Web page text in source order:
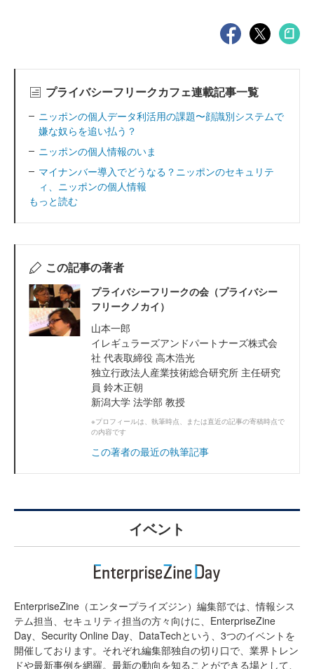
プライバシーフリークカフェ連載記事一覧
ニッポンの個人データ利活用の課題〜顔識別システムで
嫌な奴らを追い払う？
ニッポンの個人情報のいま
マイナンバー導入でどうなる？ニッポンのセキュリテ
ィ、ニッポンの個人情報
もっと読む
この記事の著者
プライバシーフリークの会（プライバシー
フリークノカイ）
山本一郎
イレギュラーズアンドパートナーズ株式会
社 代表取締役 高木浩光
独立行政法人産業技術総合研究所 主任研究
員 鈴木正朝
新潟大学 法学部 教授
※プロフィールは、執筆時点、または直近の記事の寄稿時点で
の内容です
この著者の最近の執筆記事
イベント
EnterpriseZine（エンタープライズジン）編集部では、情報シス
テム担当、セキュリティ担当の方々向けに、EnterpriseZine
Day、Security Online Day、DataTechという、3つのイベントを
開催しております。それぞれ編集部独自の切り口で、業界トレン
ドや最新事例を網羅。最新の動向を知ることができる場として、